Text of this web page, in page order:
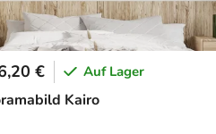
Kairo
€ Auf Lager